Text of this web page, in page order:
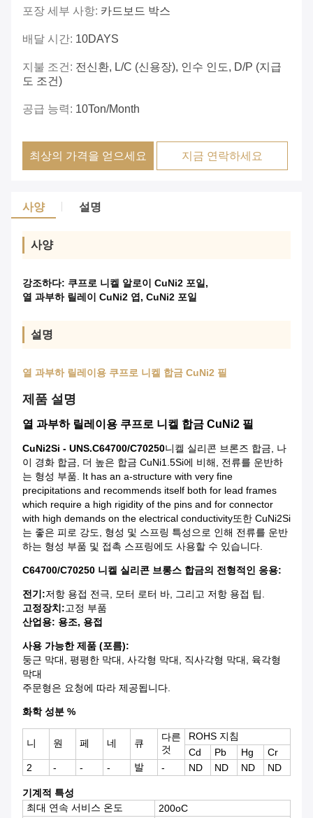
포장 세부 사항: 카드보드 박스
배달 시간: 10DAYS
지불 조건: 전신환, L/C (신용장), 인수 인도, D/P (지급
도 조건)
공급 능력: 10Ton/Month
최상의 가격을 얻으세요 지금 연락하세요
사양 설명
사양
강조하다: 쿠프로 니켈 알로이 CuNi2 포일,
열 과부하 릴레이 CuNi2 엽 , CuNi2 포일
설명
열 과부하 릴레이용 쿠프로 니켈 합금 CuNi2 필
제품 설명
열 과부하 릴레이용 쿠프로 니켈 합금 CuNi2 필
CuNi2Si - UNS.C64700/C70250니켈 실리콘 브론즈 합금, 나
이 경화 합금, 더 높은 합금 CuNi1.5Si에 비해, 전류를 운반하
는 형성 부품. It has an a-structure with very fine
precipitations and recommends itself both for lead frames
which require a high rigidity of the pins and for connector
with high demands on the electrical conductivity또한 CuNi2Si
는 좋은 피로 강도, 형성 및 스프링 특성으로 인해 전류를 운반
하는 형성 부품 및 접촉 스프링에도 사용할 수 있습니다.
C64700/C70250 니켈 실리콘 브롱스 합금의 전형적인 응용:
전기:저항 용접 전극, 모터 로터 바, 그리고 저항 용접 팁.
고정장치:고정 부품
산업용: 용조, 용접
사용 가능한 제품 (포름):
둥근 막대, 평평한 막대, 사각형 막대, 직사각형 막대, 육각형
막대
주문형은 요청에 따라 제공됩니다.
화학 성분 %
니 원 페 네 큐
다른
것
ROHS 지침
Cd
Pb Hg
Cr
2
- - - 발 - ND ND ND ND
기계적 특성
최대 연속 서비스 온도
200oC